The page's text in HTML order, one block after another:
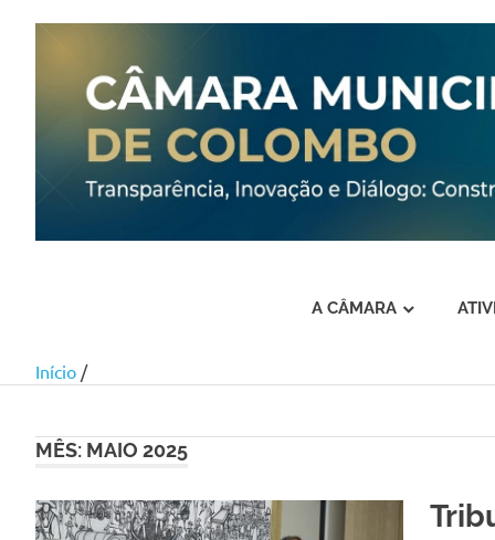
content
A CÂMARA
Início /
MÊS: MAIO 2025